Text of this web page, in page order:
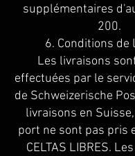
supplémentaires
200.
6. Conditions de
Les livraisons
effectuées par le
de Schweizerische
livraisons en
port ne sont pas pris
CELTAS LIBRES.